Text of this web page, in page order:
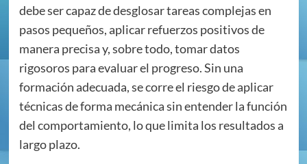
debe ser capaz de desglosar tareas complejas en
pasos pequeños, aplicar refuerzos positivos de
manera precisa y, sobre todo, tomar datos
rigosoros para evaluar el progreso. Sin una
formación adecuada, se corre el riesgo de aplicar
técnicas de forma mecánica sin entender la función
del comportamiento, lo que limita los resultados a
largo plazo.